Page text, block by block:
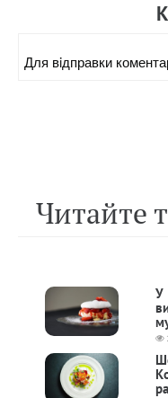
Для вiдправки
Читайте
У